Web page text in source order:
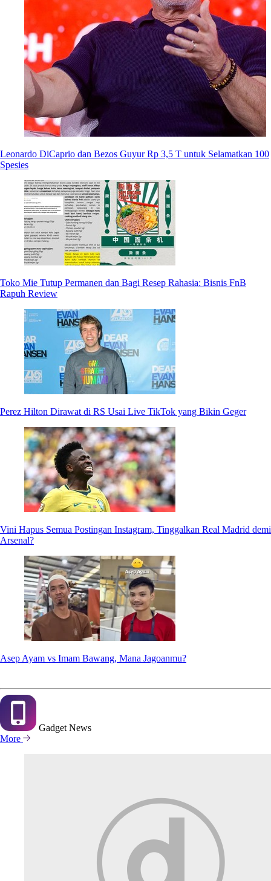
Leonardo DiCaprio dan Bezos Guyur Rp 3,5 T untuk Selamatkan 100
Spesies
Toko Mie Tutup Permanen dan Bagi Resep Rahasia: Bisnis FnB
Rapuh Review
Perez Hilton Dirawat di RS Usai Live TikTok yang Bikin Geger
Vini Hapus Semua Postingan Instagram, Tinggalkan Real Madrid demi
Arsenal?
Asep Ayam vs Imam Bawang, Mana Jagoanmu?
Gadget News
More